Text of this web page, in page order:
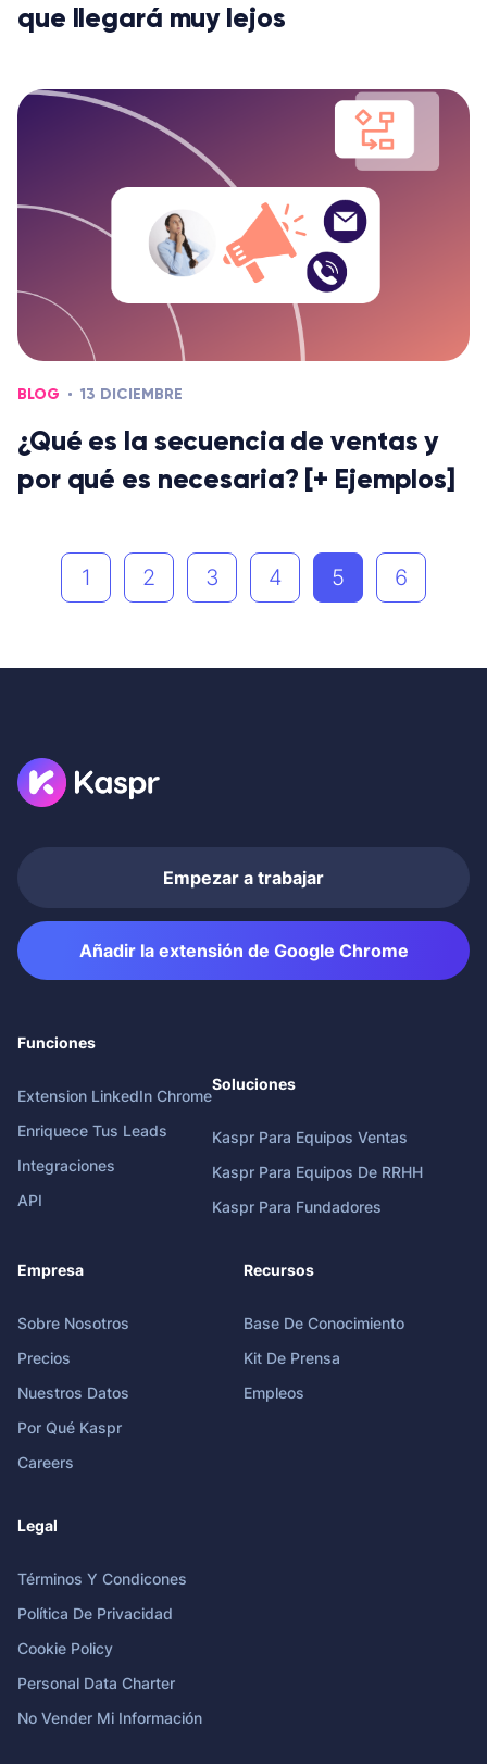
que llegará muy lejos
BLOG 13 DICIEMBRE
¿Qué es la secuencia de ventas y
por qué es necesaria? [+ Ejemplos]
1 2 3 4 5 6
Empezar a trabajar
Añadir la extensión de Google Chrome
Funciones
Extension LinkedIn Chrome
Enriquece Tus Leads
Integraciones
API
Soluciones
Kaspr Para Equipos Ventas
Kaspr Para Equipos De RRHH
Kaspr Para Fundadores
Empresa
Sobre Nosotros
Precios
Nuestros Datos
Por Qué Kaspr
Careers
Recursos
Base De Conocimiento
Kit De Prensa
Empleos
Legal
Términos Y Condicones
Política De Privacidad
Cookie Policy
Personal Data Charter
No Vender Mi Información